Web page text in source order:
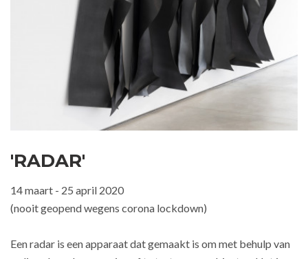
'RADAR'
14 maart - 25 april 2020
(nooit geopend wegens corona lockdown)
Een radar is een apparaat dat gemaakt is om met behulp van